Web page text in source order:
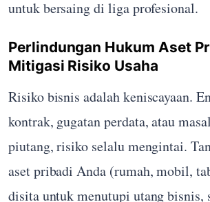
untuk bersaing di liga profesional.
Perlindungan Hukum Aset
Mitigasi Risiko Usaha
Risiko bisnis adalah keniscayaan.
kontrak, gugatan perdata, atau
piutang, risiko selalu mengintai.
aset pribadi Anda (rumah, mobil,
disita untuk menutupi utang bisnis,